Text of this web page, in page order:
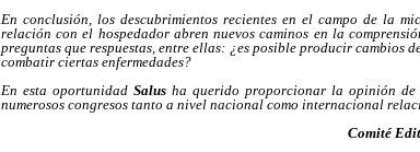
En conclusión, los descubrimientos recientes en el campo de la
relación con el hospedador abren nuevos caminos en la
preguntas que respuestas, entre ellas: ¿es posible producir
combatir ciertas enfermedades?
En esta oportunidad Salus ha querido proporcionar la opinión de
numerosos congresos tanto a nivel nacional como internacional
Comité